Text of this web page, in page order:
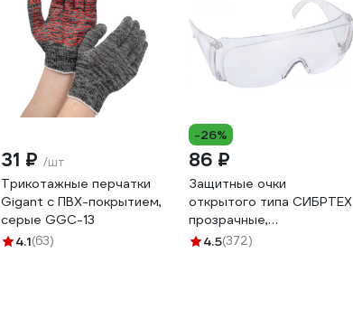
31 ₽ /шт
Трикотажные перчатки
Gigant с ПВХ-покрытием,
серые GGC-13
4.1(63)
-26%
86 ₽
Защитные очки
открытого типа СИБРТЕХ
прозрачные,
ударопрочный
4.5(372)